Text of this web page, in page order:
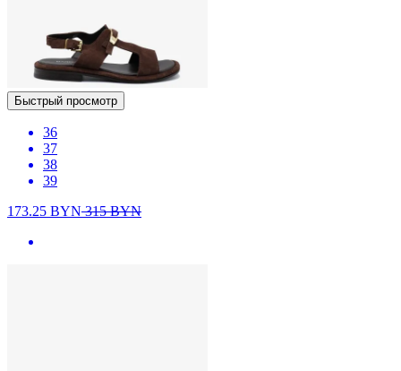
Быстрый просмотр
36
37
38
39
173.25 BYN315BYN